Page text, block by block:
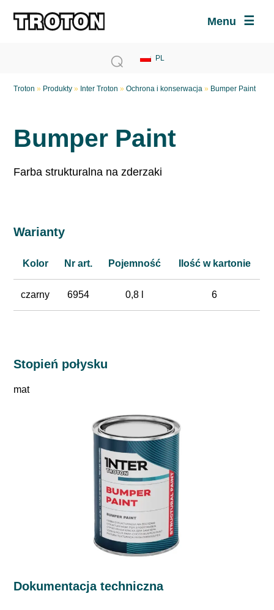
Menu
Troton » Produkty » Inter Troton »Ochrona i konserwacja » Bumper Paint
Bumper Paint
Farba strukturalna na zderzaki
Warianty
Kolor Nr art. Pojemność Ilość w kartonie
czarny 6954 0,8 l 6
Stopień połysku
mat
Dokumentacja techniczna